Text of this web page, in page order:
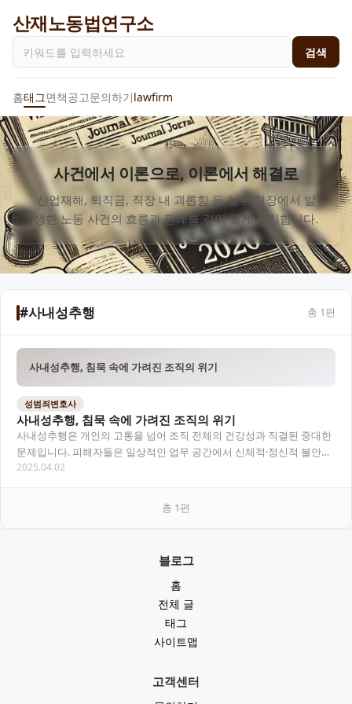
산재노동법연구소
검색
홈태그면책공고문의하기lawfirm
사건에서 이론으로, 이론에서 해결로
산업재해, 퇴직금, 직장 내 괴롭힘 등 실무 현장에서 발
생한 노동 사건의 흐름과 판례를 깊이 있게 정리합니다.
#사내성추행 총 1편
사내성추행, 침묵 속에 가려진 조직의 위기
성범죄변호사
사내성추행, 침묵 속에 가려진 조직의 위기
사내성추행은 개인의 고통을 넘어 조직 전체의 건강성과 직결된 중대한
문제입니다. 피해자들은 일상적인 업무 공간에서 신체적·정신적 불안에
시달리며, 조직 내 위계와 분위기로 인해 피…
2025.04.02
총 1편
블로그
홈
전체 글
태그
사이트맵
고객센터